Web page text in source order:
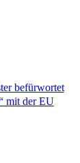
befürwortet
mit der EU